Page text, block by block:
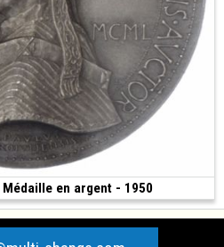
en argent - 1950